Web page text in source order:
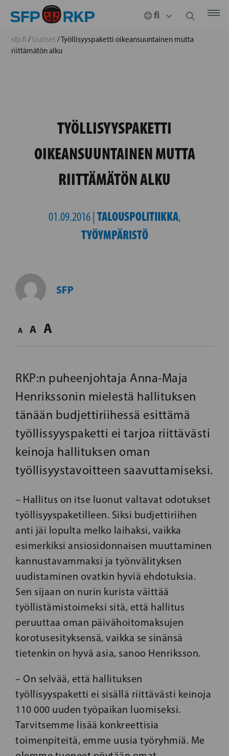
sfp.fi / Uutiset/Työllisyyspaketti oikeansuuntainen mutta
riittämätön alku
TYÖLLISYYSPAKETTI
OIKEANSUUNTAINEN MUTTA
RIITTÄMÄTÖN ALKU
01.09.2016 | TALOUSPOLITIIKKA,
TYÖYMPÄRISTÖ
SFP
A A A
RKP:n puheenjohtaja Anna-Maja
Henrikssonin mielestä hallituksen
tänään budjettiriihessä esittämä
työllissyyspaketti ei tarjoa riittävästi
keinoja hallituksen oman
työllisyystavoitteen saavuttamiseksi.
– Hallitus on itse luonut valtavat odotukset
työllisyyspaketilleen. Siksi budjettiriihen
anti jäi lopulta melko laihaksi, vaikka
esimerkiksi ansiosidonnaisen muuttaminen
kannustavammaksi ja työnvälityksen
uudistaminen ovatkin hyviä ehdotuksia.
Sen sijaan on nurin kurista väittää
työllistämistoimeksi sitä, että hallitus
peruuttaa oman päivähoitomaksujen
korotusesityksensä, vaikka se sinänsä
tietenkin on hyvä asia, sanoo Henriksson.
– On selvää, että hallituksen
työllisyyspaketti ei sisällä riittävästi keinoja
110 000 uuden työpaikan luomiseksi.
Tarvitsemme lisää konkreettisia
toimenpiteitä, emme uusia työryhmiä. Me